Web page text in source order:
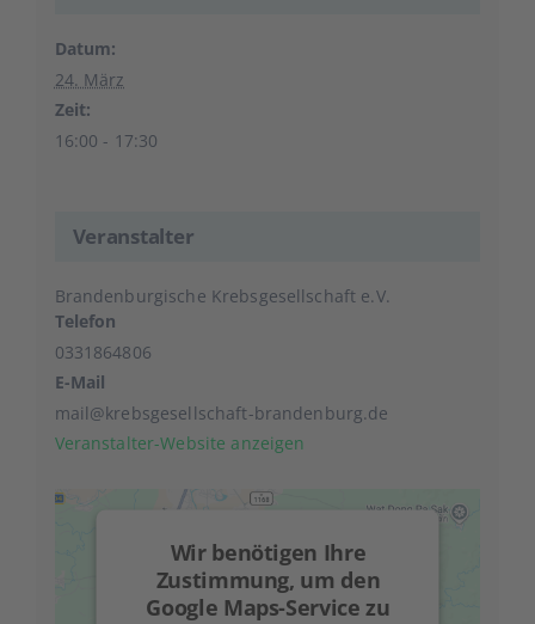
Datum:
24. März
Zeit:
16:00 - 17:30
Veranstalter
Brandenburgische Krebsgesellschaft e.V.
Telefon
0331864806
E-Mail
mail@krebsgesellschaft-brandenburg.de
Veranstalter-Website anzeigen
Wir benötigen Ihre
Zustimmung, um den
Google Maps-Service zu